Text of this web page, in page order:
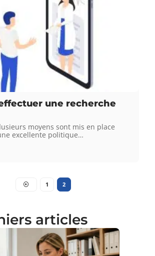
une recherche
moyens sont mis en place
excellente politique…
1 2
articles